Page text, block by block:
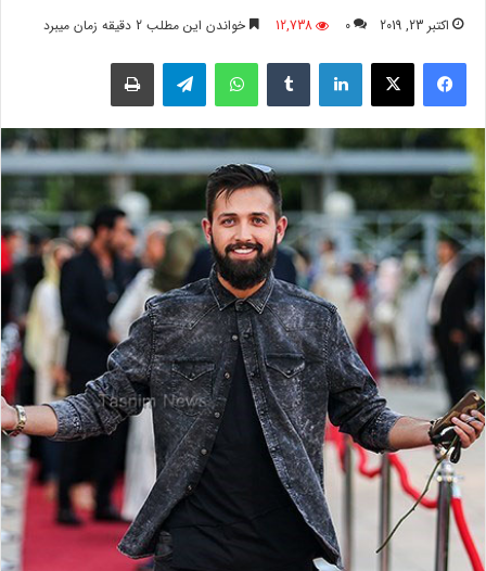
اکتبر 23, 2019 0
12,738 خواندن این مطلب 2 دقیقه زمان میبرد
فیسبوک لینکدین واتس آپ